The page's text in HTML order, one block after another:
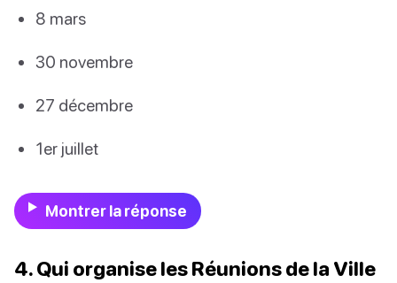
8 mars
30 novembre
27 décembre
1er juillet
Montrer la réponse
4. Qui organise les Réunions de la Ville